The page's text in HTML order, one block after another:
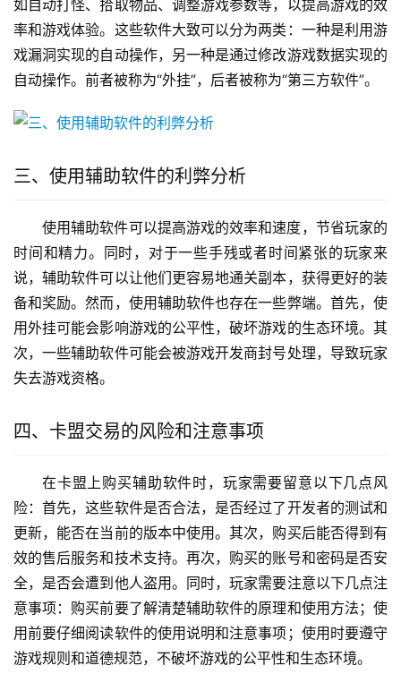
如自动打怪、拾取物品、调整游戏参数等，以提高游戏的效
率和游戏体验。这些软件大致可以分为两类：一种是利用游
戏漏洞实现的自动操作，另一种是通过修改游戏数据实现的
自动操作。前者被称为“外挂”，后者被称为“第三方软件”。
三、使用辅助软件的利弊分析
使用辅助软件可以提高游戏的效率和速度，节省玩家的
时间和精力。同时，对于一些手残或者时间紧张的玩家来
说，辅助软件可以让他们更容易地通关副本，获得更好的装
备和奖励。然而，使用辅助软件也存在一些弊端。首先，使
用外挂可能会影响游戏的公平性，破坏游戏的生态环境。其
次，一些辅助软件可能会被游戏开发商封号处理，导致玩家
失去游戏资格。
四、卡盟交易的风险和注意事项
在卡盟上购买辅助软件时，玩家需要留意以下几点风
险：首先，这些软件是否合法，是否经过了开发者的测试和
更新，能否在当前的版本中使用。其次，购买后能否得到有
效的售后服务和技术支持。再次，购买的账号和密码是否安
全，是否会遭到他人盗用。同时，玩家需要注意以下几点注
意事项：购买前要了解清楚辅助软件的原理和使用方法；使
用前要仔细阅读软件的使用说明和注意事项；使用时要遵守
游戏规则和道德规范，不破坏游戏的公平性和生态环境。